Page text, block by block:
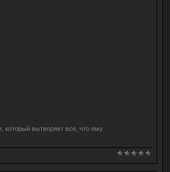
который вытворяет все, что ему